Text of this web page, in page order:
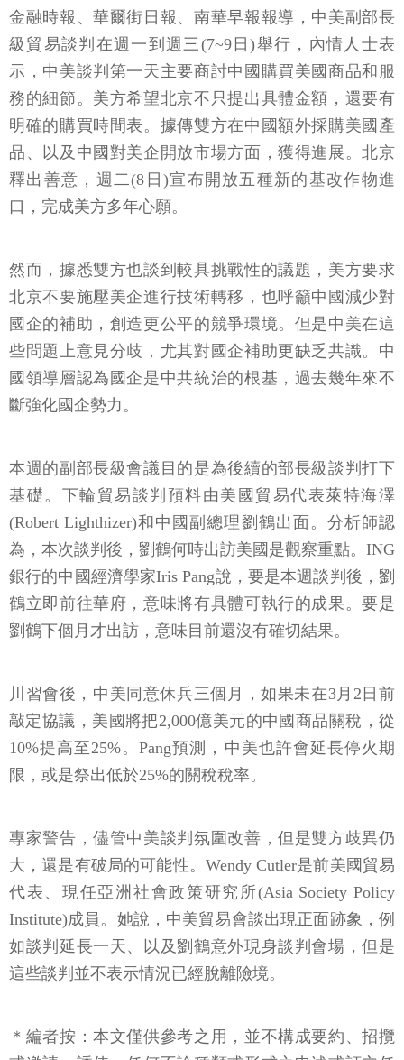
金融時報、華爾街日報、南華早報報導，中美副部長
級貿易談判在週一到週三(7~9日)舉行，內情人士表
示，中美談判第一天主要商討中國購買美國商品和服
務的細節。美方希望北京不只提出具體金額，還要有
明確的購買時間表。據傳雙方在中國額外採購美國產
品、以及中國對美企開放市場方面，獲得進展。北京
釋出善意，週二(8日)宣布開放五種新的基改作物進
口，完成美方多年心願。
然而，據悉雙方也談到較具挑戰性的議題，美方要求
北京不要施壓美企進行技術轉移，也呼籲中國減少對
國企的補助，創造更公平的競爭環境。但是中美在這
些問題上意見分歧，尤其對國企補助更缺乏共識。中
國領導層認為國企是中共統治的根基，過去幾年來不
斷強化國企勢力。
本週的副部長級會議目的是為後續的部長級談判打下
基礎。下輪貿易談判預料由美國貿易代表萊特海澤
(Robert Lighthizer)和中國副總理劉鶴出面。分析師認
為，本次談判後，劉鶴何時出訪美國是觀察重點。ING
銀行的中國經濟學家Iris Pang說，要是本週談判後，劉
鶴立即前往華府，意味將有具體可執行的成果。要是
劉鶴下個月才出訪，意味目前還沒有確切結果。
川習會後，中美同意休兵三個月，如果未在3月2日前
敲定協議，美國將把2,000億美元的中國商品關稅，從
10%提高至25%。Pang預測，中美也許會延長停火期
限，或是祭出低於25%的關稅稅率。
專家警告，儘管中美談判氛圍改善，但是雙方歧異仍
大，還是有破局的可能性。Wendy Cutler是前美國貿易
代表、現任亞洲社會政策研究所(Asia Society Policy
Institute)成員。她說，中美貿易會談出現正面跡象，例
如談判延長一天、以及劉鶴意外現身談判會場，但是
這些談判並不表示情況已經脫離險境。
＊編者按：本文僅供參考之用，並不構成要約、招攬